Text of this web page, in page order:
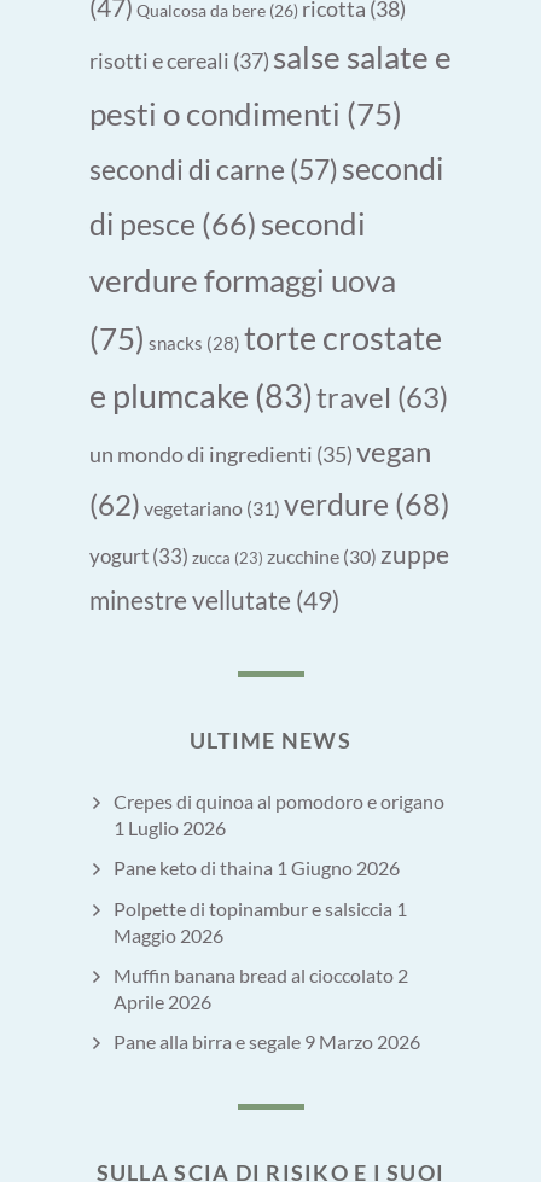
(47) Qualcosa da bere (26) ricotta (38)
risotti e cereali (37) salse salate e
pesti o condimenti (75)
secondi di carne (57)secondi
di pesce (66) secondi
verdure formaggi uova
(75) snacks (28) torte crostate
e plumcake (83)travel (63)
un mondo di ingredienti (35)vegan
(62) vegetariano (31) verdure (68)
yogurt(33) zucca (23) zucchine (30) zuppe
minestre vellutate (49)
ULTIME NEWS
Crepes di quinoa al pomodoro e origano
1 Luglio 2026
Pane keto di thaina 1 Giugno 2026
Polpette di topinambur e salsiccia 1
Maggio 2026
Muffin banana bread al cioccolato 2
Aprile 2026
Pane alla birra e segale 9 Marzo 2026
SULLA SCIA DI RISIKO E I SUOI